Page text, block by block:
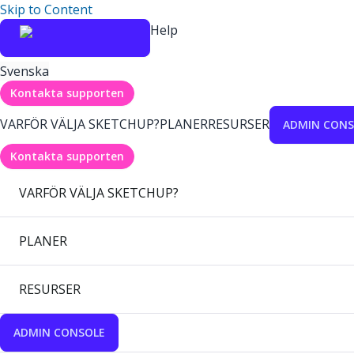
Skip to Content
Help
Svenska
Kontakta supporten
VARFÖR VÄLJA SKETCHUP?PLANERRESURSER ADMIN
Kontakta supporten
VARFÖR VÄLJA SKETCHUP?
PLANER
RESURSER
ADMIN CONSOLE